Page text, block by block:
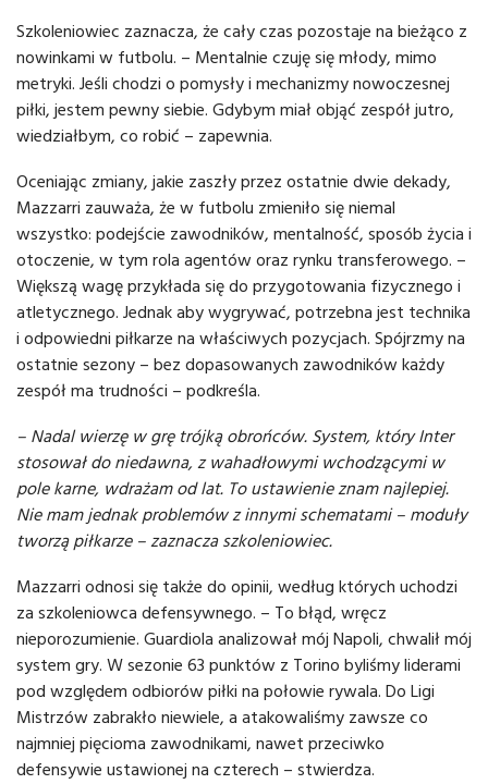
Szkoleniowiec zaznacza, że cały czas pozostaje na bieżąco z
nowinkami w futbolu. – Mentalnie czuję się młody, mimo
metryki. Jeśli chodzi o pomysły i mechanizmy nowoczesnej
piłki, jestem pewny siebie. Gdybym miał objąć zespół jutro,
wiedziałbym, co robić – zapewnia.
Oceniając zmiany, jakie zaszły przez ostatnie dwie dekady,
Mazzarri zauważa, że w futbolu zmieniło się niemal
wszystko: podejście zawodników, mentalność, sposób życia i
otoczenie, w tym rola agentów oraz rynku transferowego. –
Większą wagę przykłada się do przygotowania fizycznego i
atletycznego. Jednak aby wygrywać, potrzebna jest technika
i odpowiedni piłkarze na właściwych pozycjach. Spójrzmy na
ostatnie sezony – bez dopasowanych zawodników każdy
zespół ma trudności – podkreśla.
– Nadal wierzę w grę trójką obrońców. System, który Inter
stosował do niedawna, z wahadłowymi wchodzącymi w
pole karne, wdrażam od lat. To ustawienie znam najlepiej.
Nie mam jednak problemów z innymi schematami – moduły
tworzą piłkarze – zaznacza szkoleniowiec.
Mazzarri odnosi się także do opinii, według których uchodzi
za szkoleniowca defensywnego. – To błąd, wręcz
nieporozumienie. Guardiola analizował mój Napoli, chwalił mój
system gry. W sezonie 63 punktów z Torino byliśmy liderami
pod względem odbiorów piłki na połowie rywala. Do Ligi
Mistrzów zabrakło niewiele, a atakowaliśmy zawsze co
najmniej pięcioma zawodnikami, nawet przeciwko
defensywie ustawionej na czterech – stwierdza.